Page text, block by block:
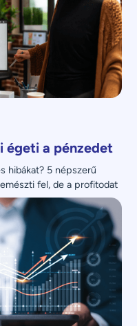
égeti a pénzedet
hibákat? 5 népszerű
fel, de a profitodat